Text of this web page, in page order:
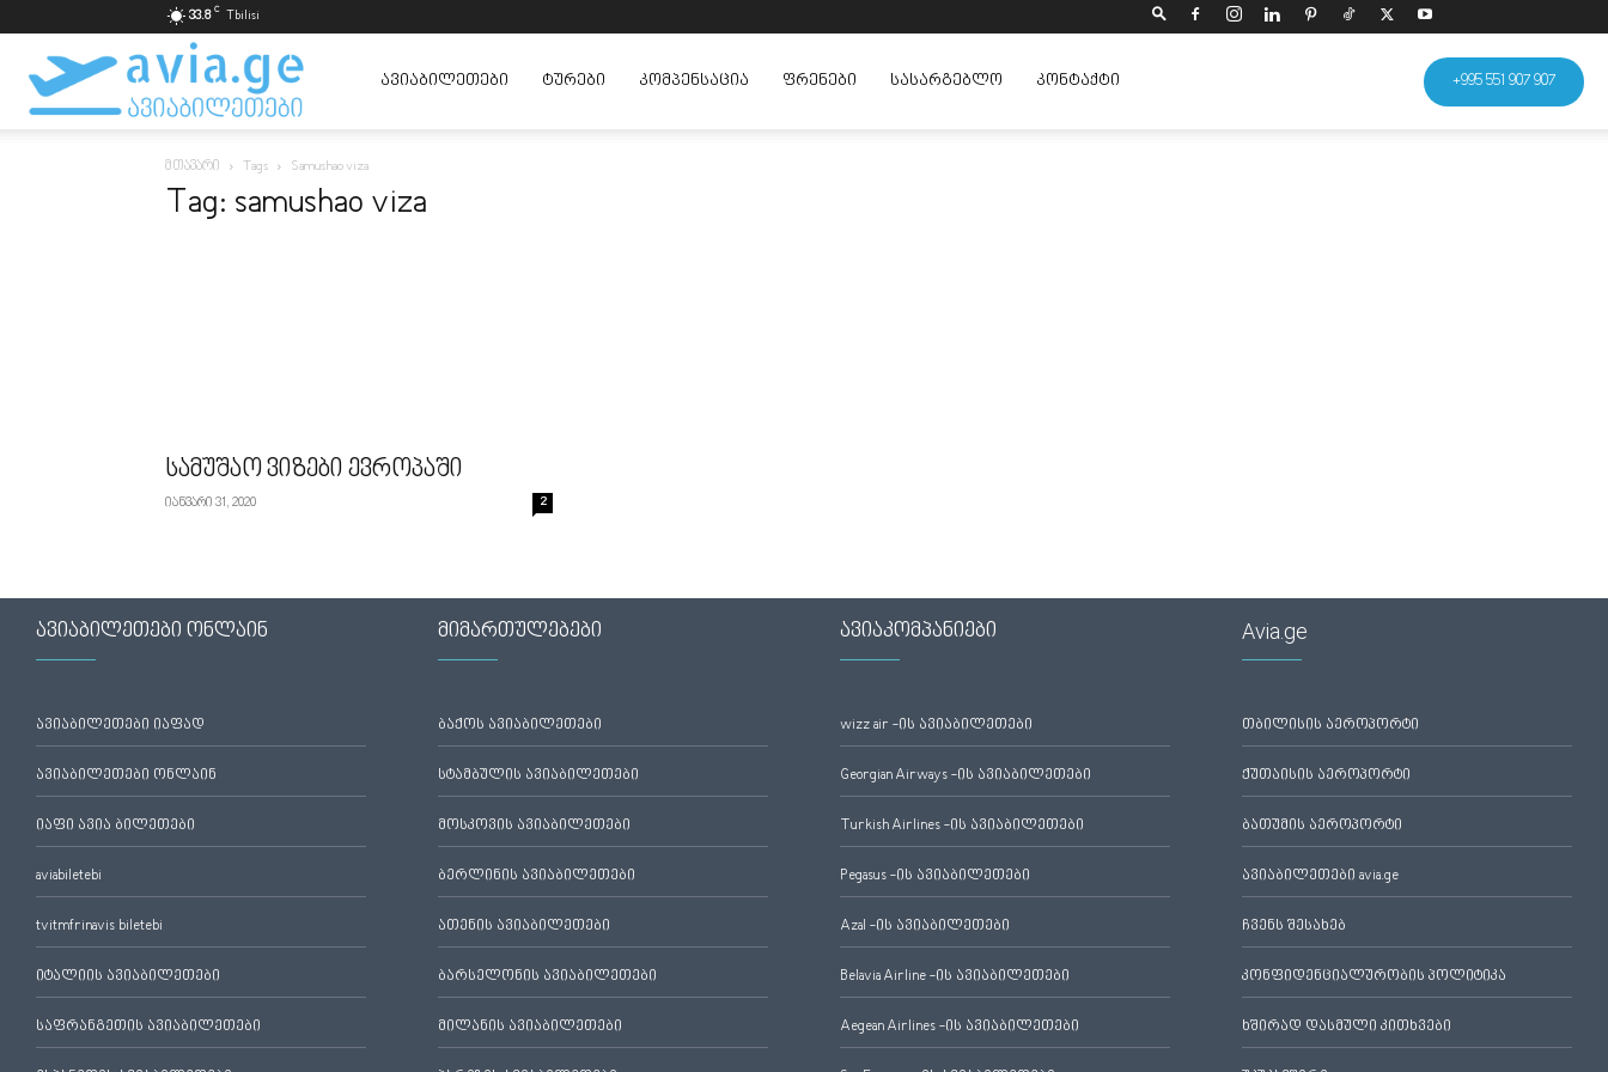
33.8 C Tbilisi
+995 551 907 907
ავიაბილეთები
ყველაზე
ᲐᲕᲘᲐᲑᲘᲚᲔᲗᲔᲑᲘ ᲢᲣᲠᲔᲑᲘ ᲙᲝᲛᲞᲔᲜᲡᲐᲪᲘᲐ ᲤᲠᲔᲜᲔᲑᲘ ᲡᲐᲡᲐᲠᲒᲔᲑᲚᲝ ᲙᲝᲜᲢᲐᲥᲢᲘ
მთავარი Tags Samushao viza
Tag: samushao viza
სამუშაო ვიზები ევროპაში
იანვარი 31, 2020 2
ავიაბილეთები ონლაინ
ავიაბილეთები იაფად
ავიაბილეთები ონლაინ
იაფი ავია ბილეთები
aviabiletebi
tvitmfrinavis biletebi
იტალიის ავიაბილეთები
საფრანგეთის ავიაბილეთები
მიმართულებები
ბაქოს ავიაბილეთები
სტამბულის ავიაბილეთები
მოსკოვის ავიაბილეთები
ბერლინის ავიაბილეთები
ათენის ავიაბილეთები
ბარსელონის ავიაბილეთები
მილანის ავიაბილეთები
ავიაკომპანიები
wizz air -ის ავიაბილეთები
Georgian Airways -ის ავიაბილეთები
Turkish Airlines -ის ავიაბილეთები
Pegasus -ის ავიაბილეთები
Azal -ის ავიაბილეთები
Belavia Airline -ის ავიაბილეთები
Aegean Airlines -ის ავიაბილეთები
Avia.ge
თბილისის აეროპორტი
ქუთაისის აეროპორტი
ბათუმის აეროპორტი
ავიაბილეთები avia.ge
ჩვენს შესახებ
კონფიდენციალურობის პოლიტიკა
ხშირად დასმული კითხვები